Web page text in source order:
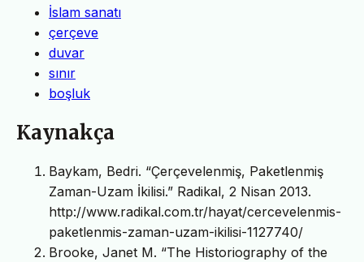
İslam sanatı
çerçeve
duvar
sınır
boşluk
Kaynakça
Baykam, Bedri. “Çerçevelenmiş, Paketlenmiş
Zaman-Uzam İkilisi.” Radikal, 2 Nisan 2013.
http://www.radikal.com.tr/hayat/cercevelenmis-
paketlenmis-zaman-uzam-ikilisi-1127740/
Brooke, Janet M. “The Historiography of the